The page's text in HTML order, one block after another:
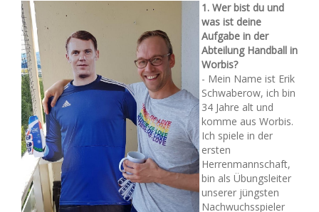
1. Wer bist du und
was ist deine
Aufgabe in der
Abteilung Handball in
Worbis?
- Mein Name ist Erik
Schwaberow, ich bin
34 Jahre alt und
komme aus Worbis.
Ich spiele in der
ersten
Herrenmannschaft,
bin als Übungsleiter
unserer jüngsten
Nachwuchsspieler